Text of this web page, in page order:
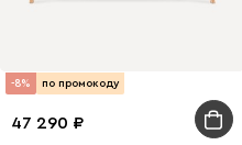
-8% по промокоду
47 290